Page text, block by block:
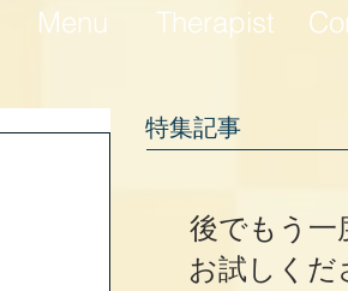
Menu Therapist
特集記事
後でもう一
お試しくだ